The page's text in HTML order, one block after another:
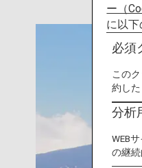
ー（
に以下
必須
この
約し
分析
WEB
の継続